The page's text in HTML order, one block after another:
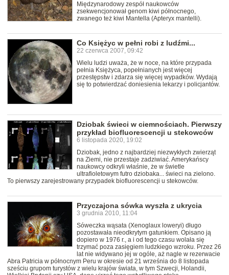
Międzynarodowy zespół naukowców
zsekwencjonował genom kiwi północnego,
zwanego też kiwi Mantella (Apteryx mantelli).
Co Księżyc w pełni robi z ludźmi...
22 czerwca 2007, 09:42
Wielu ludzi uważa, że w noce, na które przypada
pełnia Księżyca, popełnianych jest więcej
przestępstw i zdarza się więcej wypadków. Wydają
się to potwierdzać doniesienia lekarzy i policjantów.
Dziobak świeci w ciemnościach. Pierwszy
przykład biofluorescencji u stekowców
6 listopada 2020, 19:02
Dziobak, jedno z najbardziej niezwykłych zwierząt
na Ziemi, nie przestaje zadziwiać. Amerykańscy
naukowcy odkryli właśnie, że w świetle
ultrafioletowym futro dziobaka... świeci na zielono.
To pierwszy zarejestrowany przypadek biofluorescencji u stekowców.
Przyczajona sówka wyszła z ukrycia
3 grudnia 2010, 11:04
Sóweczka wąsata (Xenoglaux loweryi) długo
pozostawała nieodkrytym gatunkiem. Opisano ją
dopiero w 1976 r., a i od tego czasu wolała się
trzymać poza zasięgiem ludzkiego wzroku. Przez 26
lat nie widywano jej w ogóle, aż nagle w rezerwacie
Abra Patricia w północnym Peru w okresie od 21 września do 8 listopada
sześciu grupom turystów z wielu krajów świata, w tym Szwecji, Holandii,